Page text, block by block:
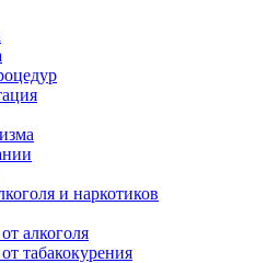
и наркотиков
алкоголя
табакокурения